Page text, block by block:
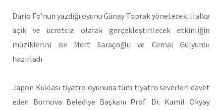
Dario Fo’nun yazdığı oyunu Günay Toprak yönetecek. Halka
açık ve ücretsiz olarak gerçekleştirilecek etkinliğin
müziklerini ise Mert Saraçoğlu ve Cemal Gülyurdu
hazırladı.
Japon Kuklası tiyatro oyununa tüm tiyatro severleri davet
eden Bornova Belediye Başkanı Prof. Dr. Kamil Okyay